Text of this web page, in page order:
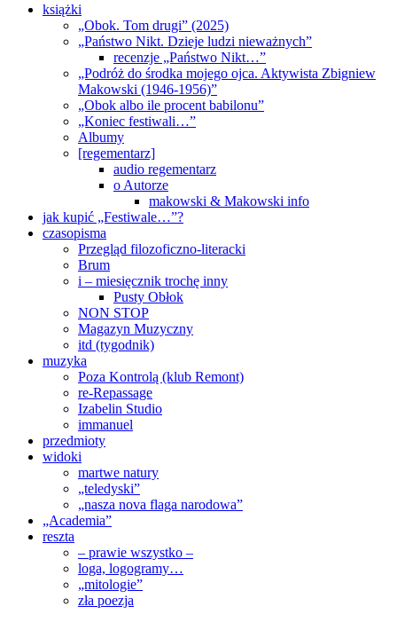
książki
„Obok. Tom drugi” (2025)
„Państwo Nikt. Dzieje ludzi nieważnych”
recenzje „Państwo Nikt…”
„Podróż do środka mojego ojca. Aktywista Zbigniew
Makowski (1946-1956)”
„Obok albo ile procent babilonu”
„Koniec festiwali…”
Albumy
[regementarz]
audio regementarz
o Autorze
makowski & Makowski info
jak kupić „Festiwale…”?
czasopisma
Przegląd filozoficzno-literacki
Brum
i – miesięcznik trochę inny
Pusty Obłok
NON STOP
Magazyn Muzyczny
itd (tygodnik)
muzyka
Poza Kontrolą (klub Remont)
re-Repassage
Izabelin Studio
immanuel
przedmioty
widoki
martwe natury
„teledyski”
„nasza nova flaga narodowa”
„Academia”
reszta
– prawie wszystko –
loga, logogramy…
„mitologie”
zła poezja